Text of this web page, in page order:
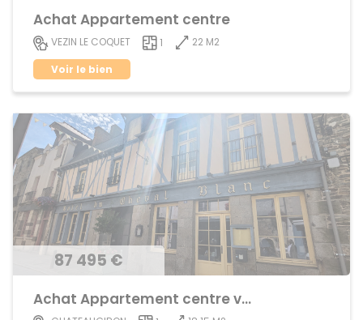
Achat Appartement centre
VEZIN LE COQUET 1
22 M2
Voir le bien
87 495 €
Achat Appartement centre ville